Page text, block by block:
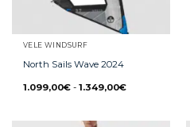
VELE WINDSURF
North Sails Wave 2024
1.099,00€ - 1.349,00€